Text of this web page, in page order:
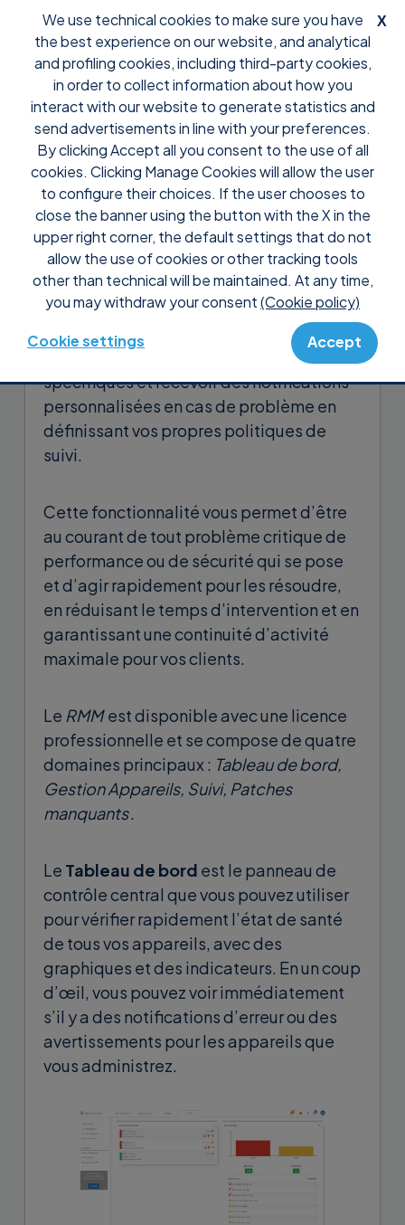
X
We use technical cookies to make sure you have
the best experience on our website, and analytical
and profiling cookies, including third-party cookies,
in order to collect information about how you
interact with our website to generate statistics and
send advertisements in line with your preferences.
By clicking Accept all you consent to the use of all
cookies. Clicking Manage Cookies will allow the user
to configure their choices. If the user chooses to
close the banner using the button with the X in the
upper right corner, the default settings that do not
allow the use of cookies or other tracking tools
other than technical will be maintained. At any time,
you may withdraw your consent(Cookie policy)
Cookie settings Accept
Support Tutoriaux Supremo Console
Gérez et contrôlez à distance
vos appareils
Avec l’RMMvous pouvez visualiser à
distance, à tout moment et en temps réel,
toutes les informations relatives à vos
appareils. Vous pouvez vérifier leur état
de santé en fonction d’indicateurs
spécifiques et recevoir des notifications
personnalisées en cas de problème en
définissant vos propres politiques de
suivi.
Cette fonctionnalité vous permet d’être
au courant de tout problème critique de
performance ou de sécurité qui se pose
et d’agir rapidement pour les résoudre,
en réduisant le temps d’intervention et en
garantissant une continuité d’activité
maximale pour vos clients.
Le RMMest disponible avec une licence
professionnelle et se compose de quatre
domaines principaux : Tableau de bord,
Gestion Appareils, Suivi, Patches
manquants.
Le Tableau de bord est le panneau de
contrôle central que vous pouvez utiliser
pour vérifier rapidement l’état de santé
de tous vos appareils, avec des
graphiques et des indicateurs. En un coup
d’œil, vous pouvez voir immédiatement
s’il y a des notifications d’erreur ou des
avertissements pour les appareils que
vous administrez.